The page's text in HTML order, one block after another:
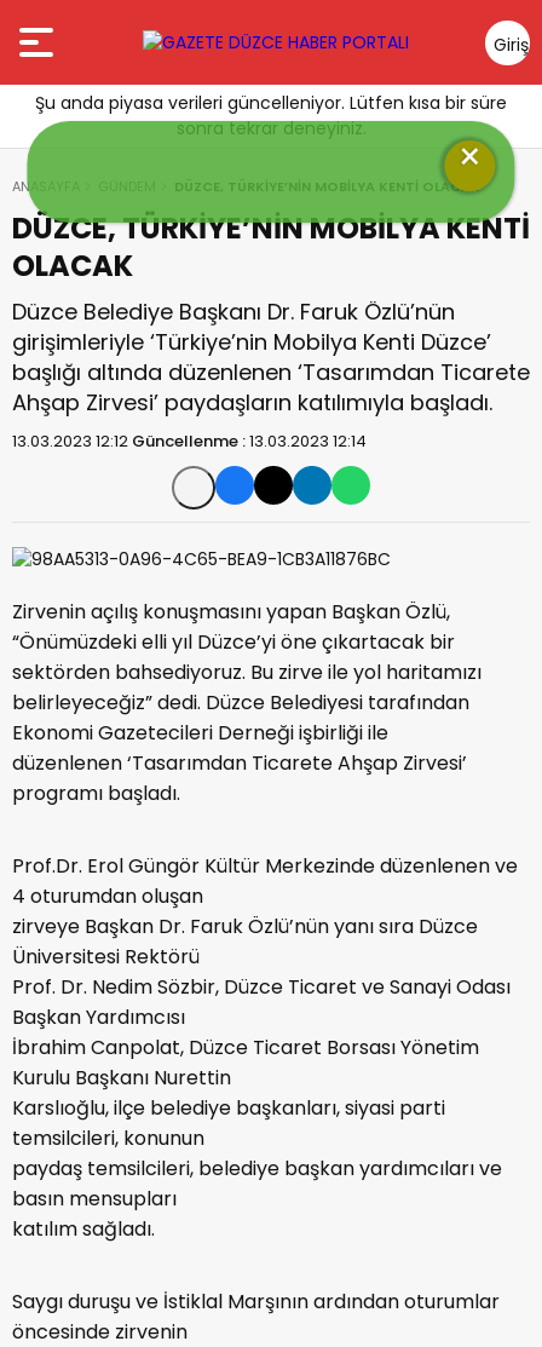
Giriş
Yap
Şu anda piyasa verileri güncelleniyor. Lütfen kısa bir süre
sonra tekrar deneyiniz.
ANASAYFA DÜZCE, TÜRKİYE’NİN MOBİLYA KENTİ OLACAK
DÜZCE, TÜRKİYE’NİN MOBİLYA KENTİ
OLACAK
Düzce Belediye Başkanı Dr. Faruk Özlü’nün
girişimleriyle ‘Türkiye’nin Mobilya Kenti Düzce’
başlığı altında düzenlenen ‘Tasarımdan Ticarete
Ahşap Zirvesi’ paydaşların katılımıyla başladı.
13.03.2023 12:12 Güncellenme :13.03.2023 12:14
Zirvenin açılış konuşmasını yapan Başkan Özlü,
“Önümüzdeki elli yıl Düzce’yi öne çıkartacak bir
sektörden bahsediyoruz. Bu zirve ile yol haritamızı
belirleyeceğiz” dedi. Düzce Belediyesi tarafından
Ekonomi Gazetecileri Derneği işbirliği ile
düzenlenen ‘Tasarımdan Ticarete Ahşap Zirvesi’
programı başladı.
Prof.Dr. Erol Güngör Kültür Merkezinde düzenlenen ve
4 oturumdan oluşan
zirveye Başkan Dr. Faruk Özlü’nün yanı sıra Düzce
Üniversitesi Rektörü
Prof. Dr. Nedim Sözbir, Düzce Ticaret ve Sanayi Odası
Başkan Yardımcısı
İbrahim Canpolat, Düzce Ticaret Borsası Yönetim
Kurulu Başkanı Nurettin
Karslıoğlu, ilçe belediye başkanları, siyasi parti
temsilcileri, konunun
paydaş temsilcileri, belediye başkan yardımcıları ve
basın mensupları
katılım sağladı.
Saygı duruşu ve İstiklal Marşının ardından oturumlar
öncesinde zirvenin
×